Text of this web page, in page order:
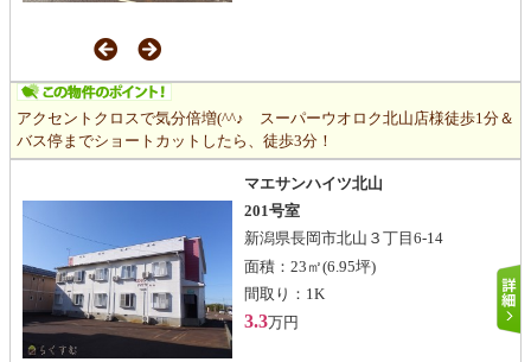
アクセントクロスで気分倍増(^^♪ スーパーウオロク北山店様徒歩1分＆
バス停までショートカットしたら、徒歩3分！
マエサンハイツ北山
201号室
新潟県長岡市北山３丁目6-14
面積： 23㎡(6.95坪)
間取り： 1K
3.3万円